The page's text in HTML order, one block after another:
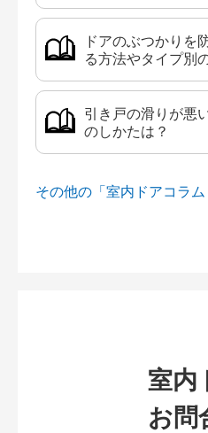
ドアのぶつかり
る方法やタイプ別
引き戸の滑りが悪
のしかたは？
その他の「室内ドアコラ
室内
お問